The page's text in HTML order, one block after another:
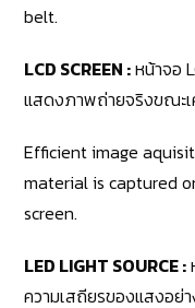
belt.
LCD SCREEN :หน้าจอ
แสดงภาพถ่ายจริงขณะ
Efficient image
material is captured
screen.
LED LIGHT SOURCE :
ความเสถียรของแสงอย่